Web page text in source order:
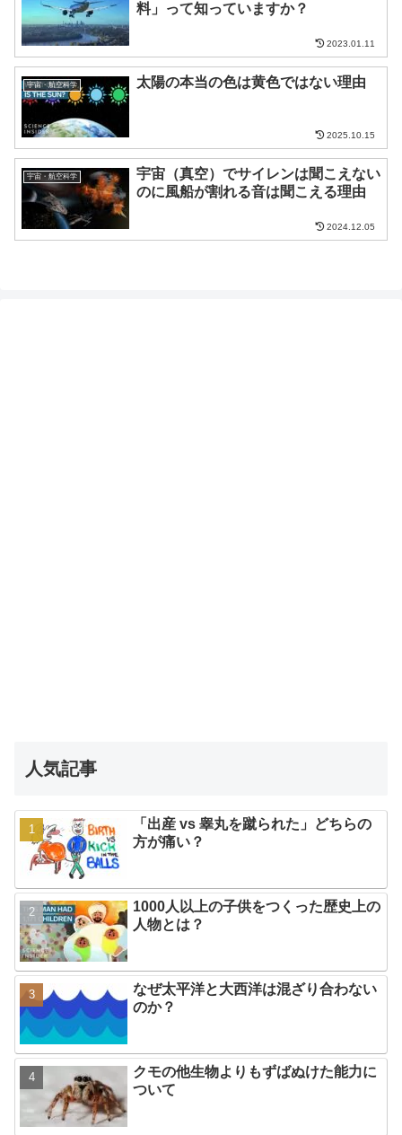
料」って知っていますか？
2023.01.11
宇宙・航空科学 太陽の本当の色は黄色ではない理由
2025.10.15
宇宙・航空科学
宇宙（真空）でサイレンは聞こえない
のに風船が割れる音は聞こえる理由
2024.12.05
人気記事
「出産 vs 睾丸を蹴られた」どちらの
方が痛い？
1000人以上の子供をつくった歴史上の
人物とは？
なぜ太平洋と大西洋は混ざり合わない
のか？
クモの他生物よりもずばぬけた能力に
ついて